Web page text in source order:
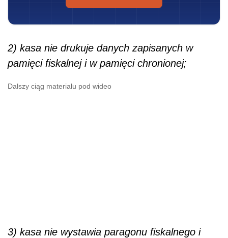
2) kasa nie drukuje danych zapisanych w
pamięci fiskalnej i w pamięci chronionej;
Dalszy ciąg materiału pod wideo
3) kasa nie wystawia paragonu fiskalnego i